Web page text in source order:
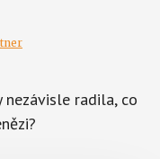
radila, co